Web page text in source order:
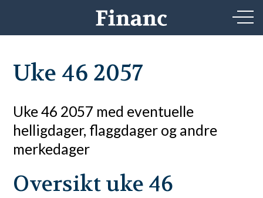
Uke 46 2057
Uke 46 2057 med eventuelle
helligdager, flaggdager og andre
merkedager
Oversikt uke 46